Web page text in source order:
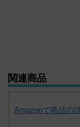
関連商品
Amazonで商品の